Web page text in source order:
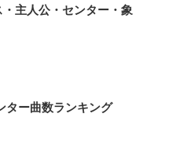
主人公・センター・象
ター曲数ランキング